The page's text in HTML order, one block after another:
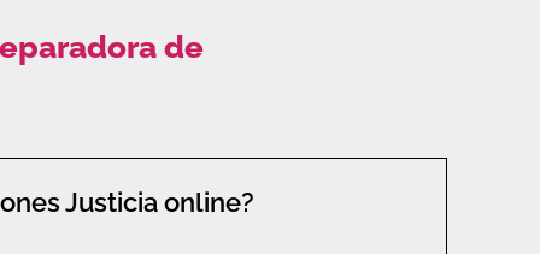
de
Justicia online?